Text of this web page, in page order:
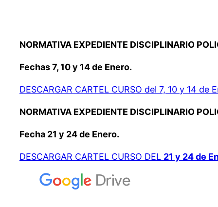
NORMATIVA EXPEDIENTE DISCIPLINARIO
Fechas7, 10 y 14 de Enero.
DESCARGAR CARTEL CURSO del 7, 10 y 14 de
NORMATIVA EXPEDIENTE DISCIPLINARIO
Fecha 21 y 24 de Enero.
DESCARGAR CARTEL CURSO DEL 21 y 24 de